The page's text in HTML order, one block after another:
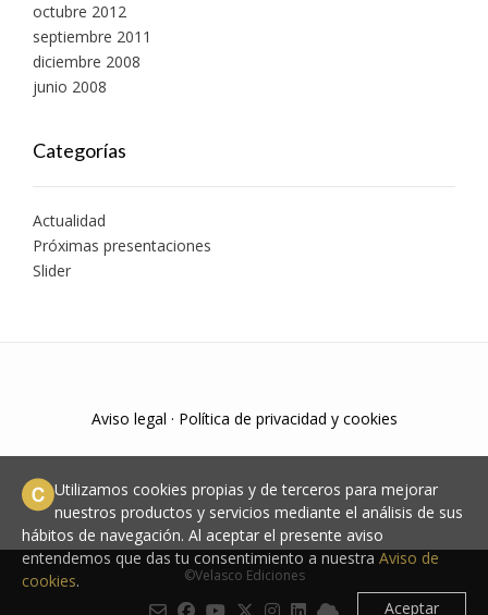
octubre 2012
septiembre 2011
diciembre 2008
junio 2008
Categorías
Actualidad
Próximas presentaciones
Slider
Aviso legal · Política de privacidad y cookies
©Velasco Ediciones
Utilizamos cookies propias y de terceros para mejorar
nuestros productos y servicios mediante el análisis de sus
hábitos de navegación. Al aceptar el presente aviso
entendemos que das tu consentimiento a nuestra Aviso de
cookies.
Aceptar